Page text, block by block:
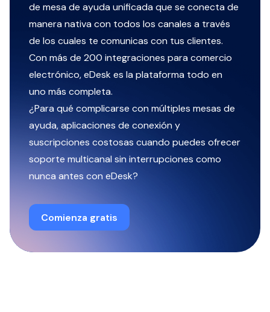
de mesa de ayuda unificada que se conecta de
manera nativa con todos los canales a través
de los cuales te comunicas con tus clientes.
Con más de 200 integraciones para comercio
electrónico, eDesk es la plataforma todo en
uno más completa.
¿Para qué complicarse con múltiples mesas de
ayuda, aplicaciones de conexión y
suscripciones costosas cuando puedes ofrecer
soporte multicanal sin interrupciones como
nunca antes con eDesk?
Comienza gratis